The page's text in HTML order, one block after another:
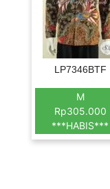
LP7346BTF
M
Rp305.000
***HABIS***